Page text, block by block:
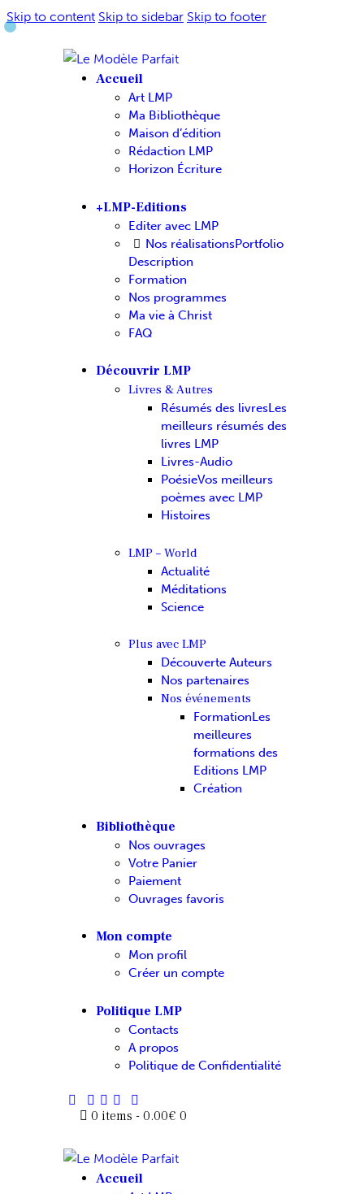
Skip to content Skip to sidebar Skip to footer
Accueil
Art LMP
Ma Bibliothèque
Maison d’édition
Rédaction LMP
Horizon Écriture
+LMP-Editions
Editer avec LMP
Nos réalisationsPortfolio
Description
Formation
Nos programmes
Ma vie à Christ
FAQ
Découvrir LMP
Livres & Autres
Résumés des livresLes
meilleurs résumés des
livres LMP
Livres-Audio
PoésieVos meilleurs
poèmes avec LMP
Histoires
LMP – World
Actualité
Méditations
Science
Plus avec LMP
Découverte Auteurs
Nos partenaires
Nos événements
FormationLes
meilleures
formations des
Editions LMP
Création
Bibliothèque
Nos ouvrages
Votre Panier
Paiement
Ouvrages favoris
Mon compte
Mon profil
Créer un compte
Politique LMP
Contacts
A propos
Politique de Confidentialité
0 items - 0.00€ 0
Accueil